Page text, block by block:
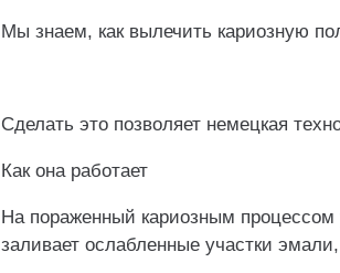
Мы знаем, как вылечить кариозную
Сделать это позволяет немецкая
Как она работает
На пораженный кариозным процессом
заливает ослабленные участки